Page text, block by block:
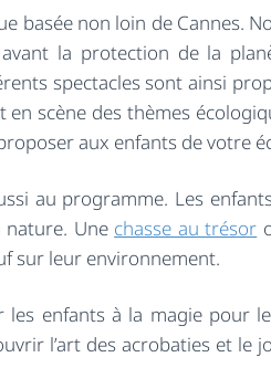
basée non loin de Cannes.
la protection de la
spectacles sont ainsi
scène des thèmes
aux enfants de votre
au programme. Les
Une chasse au trésor
sur leur environnement.
enfants à la magie pour
l’art des acrobaties et le